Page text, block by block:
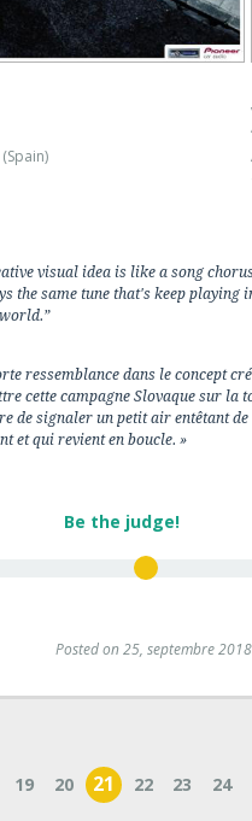
(Spain)
visual idea is like a song
the same tune that's keep
ressemblance dans le concept
cette campagne Slovaque sur la
de signaler un petit air entêtant
et qui revient en boucle. »
Be the judge!
Posted on 25, septembre 2018
19 20 21 22 23 24